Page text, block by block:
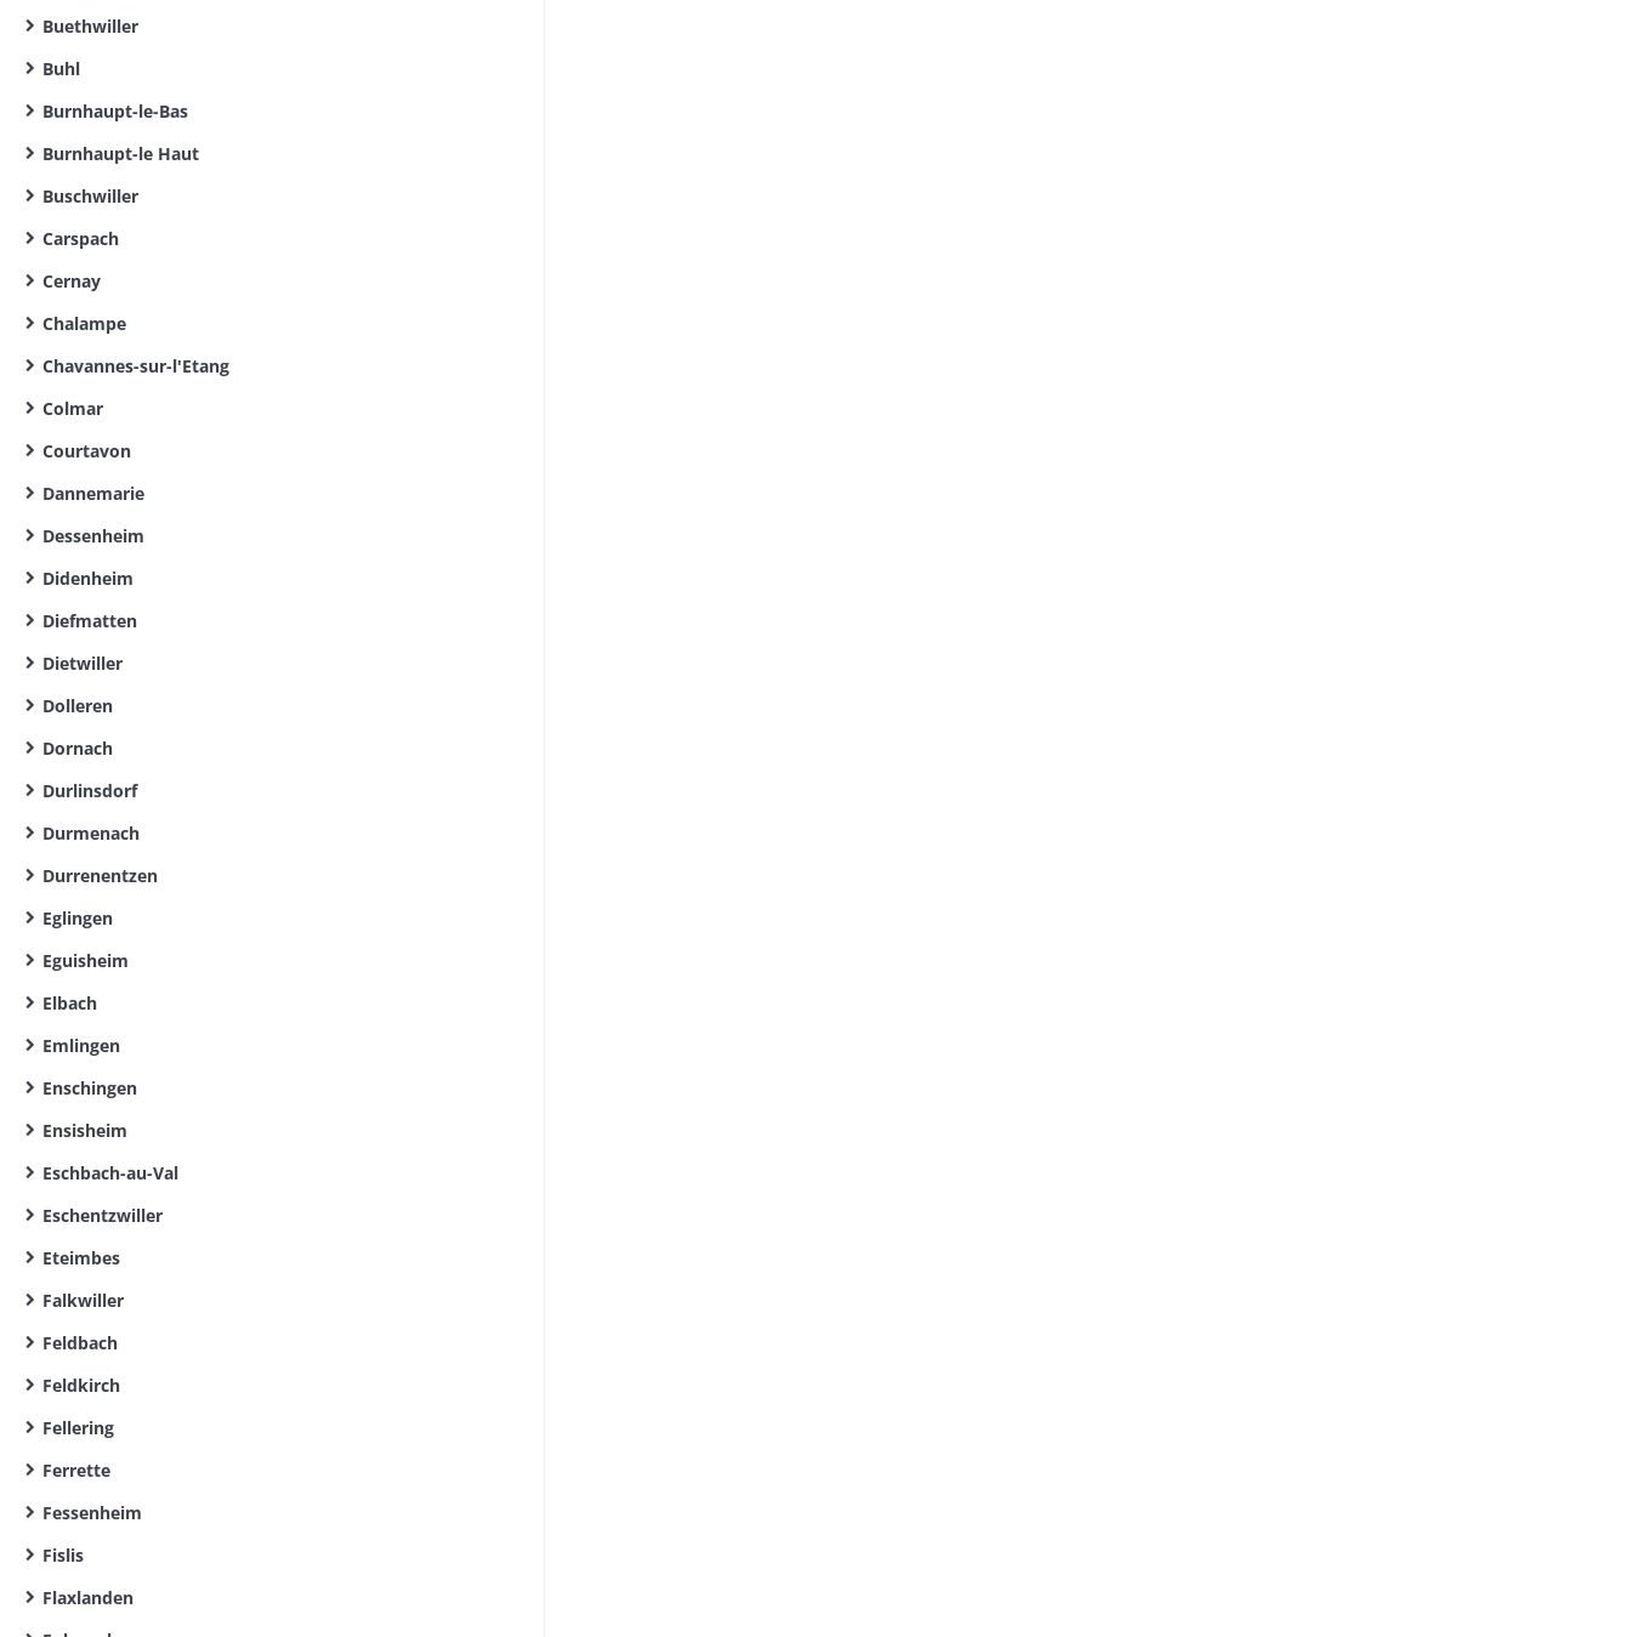
Buethwiller
Buhl
Burnhaupt-le-Bas
Burnhaupt-le Haut
Buschwiller
Carspach
Cernay
Chalampe
Chavannes-sur-l'Etang
Colmar
Courtavon
Dannemarie
Dessenheim
Didenheim
Diefmatten
Dietwiller
Dolleren
Dornach
Durlinsdorf
Durmenach
Durrenentzen
Eglingen
Eguisheim
Elbach
Emlingen
Enschingen
Ensisheim
Eschbach-au-Val
Eschentzwiller
Eteimbes
Falkwiller
Feldbach
Feldkirch
Fellering
Ferrette
Fessenheim
Fislis
Flaxlanden